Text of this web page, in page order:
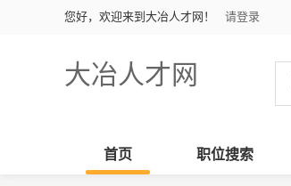
您好，欢迎来到大冶人才网！ 请登录
大冶人才网
首页 职位搜索